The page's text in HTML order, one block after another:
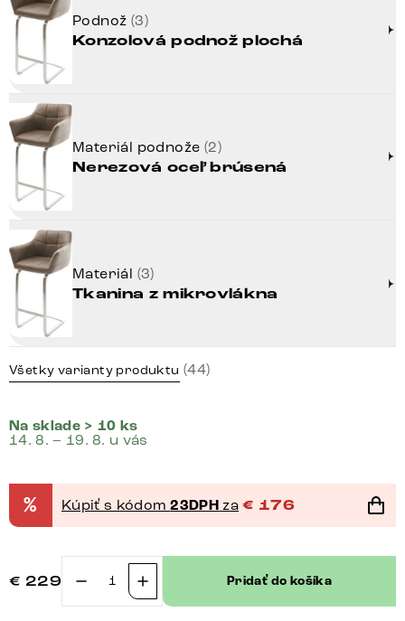
Podnož (3)
Konzolová podnož plochá
Materiál podnože (2)
Nerezová oceľ brúsená
Materiál (3)
Tkanina z mikrovlákna
Všetky varianty produktu (44)
Na sklade > 10 ks
14. 8. – 19. 8. u vás
% Kúpiť s kódom23DPH za € 176
€ 229
množstvo
Pridať do košíka